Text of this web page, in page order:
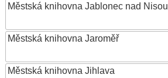
Městská knihovna Jablonec nad Nisou
Městská knihovna Jaroměř
Městská knihovna Jihlava